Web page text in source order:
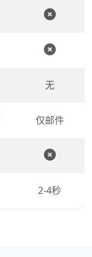
无
仅邮件
2-4秒